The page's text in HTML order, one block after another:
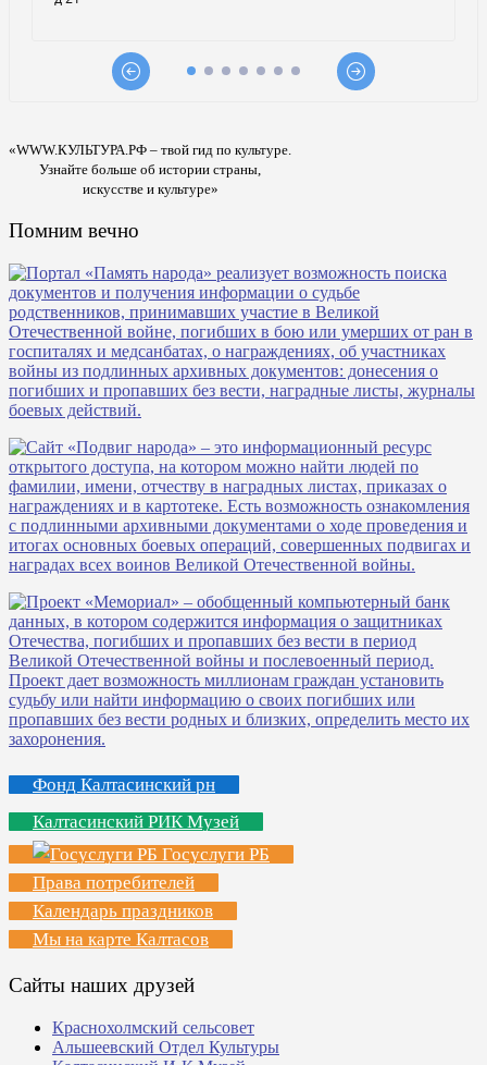
«WWW.КУЛЬТУРА.РФ – твой гид по культуре.
Узнайте больше об истории страны,
искусстве и культуре»
Помним вечно
Фонд Калтасинский рн
Калтасинский РИК Музей
Госуслуги РБ
Права потребителей
Календарь праздников
Мы на карте Калтасов
Сайты наших друзей
Краснохолмский сельсовет
Альшеевский Отдел Культуры